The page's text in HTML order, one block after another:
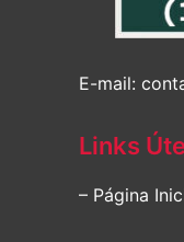
E-mail:
Links
– Página